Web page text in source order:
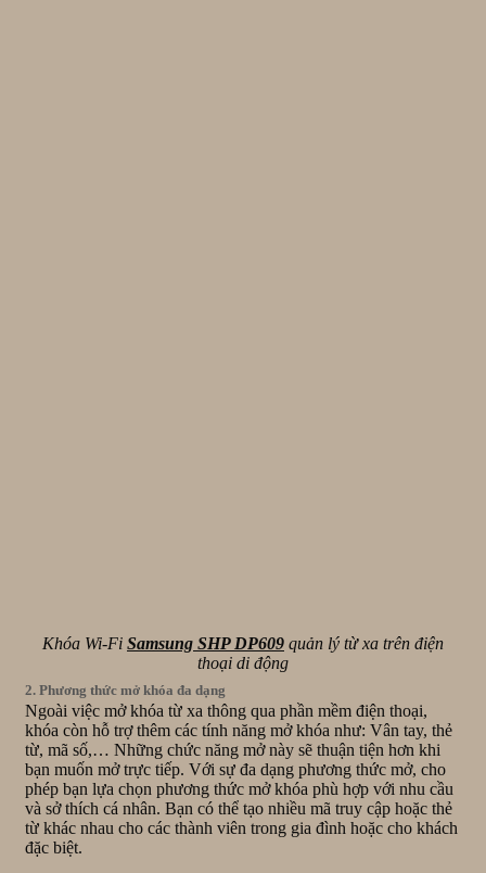
Khóa Wi-Fi Samsung SHP DP609 quản lý từ xa trên điện
thoại di động
2. Phương thức mở khóa đa dạng
Ngoài việc mở khóa từ xa thông qua phần mềm điện thoại,
khóa còn hỗ trợ thêm các tính năng mở khóa như: Vân tay, thẻ
từ, mã số,… Những chức năng mở này sẽ thuận tiện hơn khi
bạn muốn mở trực tiếp. Với sự đa dạng phương thức mở, cho
phép bạn lựa chọn phương thức mở khóa phù hợp với nhu cầu
và sở thích cá nhân. Bạn có thể tạo nhiều mã truy cập hoặc thẻ
từ khác nhau cho các thành viên trong gia đình hoặc cho khách
đặc biệt.